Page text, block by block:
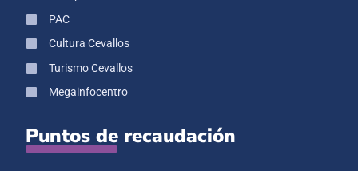
PAC
Cultura Cevallos
Turismo Cevallos
Megainfocentro
Puntos de recaudación